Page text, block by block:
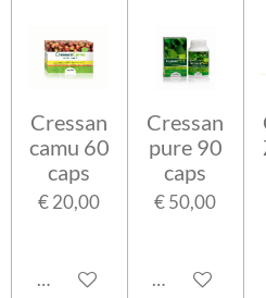
Cressan
camu 60
caps
€ 20,00
In winkelwagen
Cressan
pure 90
caps
€ 50,00
In